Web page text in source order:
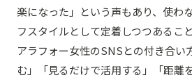
楽になった」という声もあり、使わ
フスタイルとして定着しつつあるこ
アラフォー女性のSNSとの付き合い
む」「見るだけで活用する」「距離